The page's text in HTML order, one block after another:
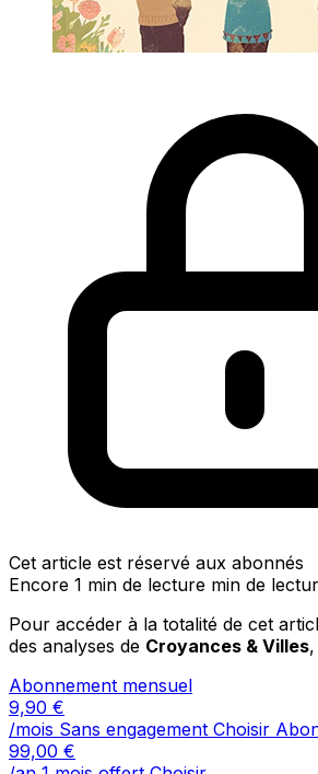
Cet article est réservé aux abonnés
Encore 1 min de lecture min de
Pour accéder à la totalité de cet
des analyses de Croyances & Villes
Abonnement mensuel
9,90 €
/mois Sans engagement Choisir
99,00 €